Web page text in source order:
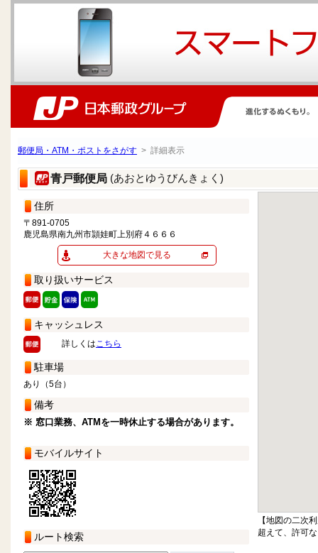
郵便局・ATM・ポストをさがす > 詳細表示
青戸郵便局 (あおとゆうびんきょく)
住所
〒891-0705
鹿児島県南九州市頴娃町上別府４６６６
大きな地図で見る
取り扱いサービス
キャッシュレス
詳しくはこちら
駐車場
あり（5台）
備考
※ 窓口業務、ATMを一時休止する場合があります。
モバイルサイト
ルート検索
【地図の二次
超えて、許可